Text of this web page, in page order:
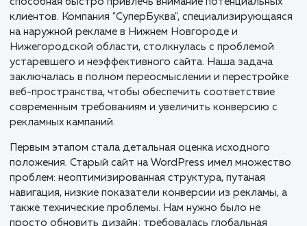
Описание
В современном динамичном мире реклама играет
Особую значимость приобретает наружная
способная быстро привлечь внимание
клиентов. Компания "СуперБуква",
на наружной рекламе в Нижнем Новгороде и
Нижегородской области, столкнулась с проблемой